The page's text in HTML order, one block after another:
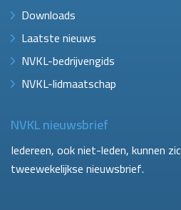
Downloads
Laatste nieuws
NVKL-bedrijvengids
NVKL-lidmaatschap
NVKL nieuwsbrief
Iedereen, ook niet-leden, kunnen
tweewekelijkse nieuwsbrief.